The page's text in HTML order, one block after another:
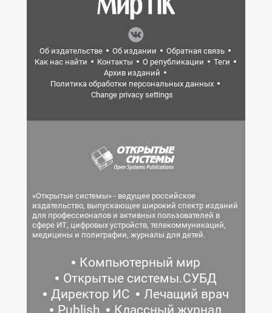
Об издательстве Об издании
Обратная связь
Как нас найти
Контакты О републикации
Теги
Архив изданий
Политика обработки персональных данных
Change privacy settings
«Открытые системы» - ведущее российское
издательство, выпускающее широкий спектр изданий
для профессионалов и активных пользователей в
сфере ИТ, цифровых устройств, телекоммуникаций,
медицины и полиграфии, журналы для детей.
Компьютерный мир
Открытые системы.СУБД
Директор ИС
Лечащий врач
Publish
Классный журнал